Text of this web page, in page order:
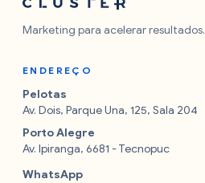
Marketing para acelerar resultados.
ENDEREÇO
Pelotas
Av. Dois, Parque Una, 125, Sala 204
Porto Alegre
Av. Ipiranga, 6681 - Tecnopuc
WhatsApp